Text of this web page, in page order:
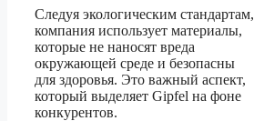
Следуя экологическим стандартам,
компания использует материалы,
которые не наносят вреда
окружающей среде и безопасны
для здоровья. Это важный аспект,
который выделяет Gipfel на фоне
конкурентов.